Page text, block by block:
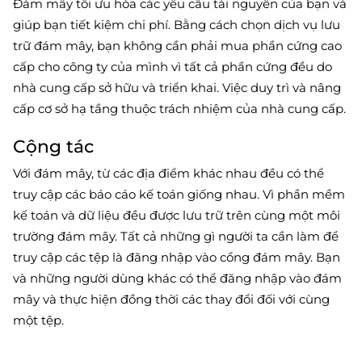
Đám mây tối ưu hóa các yêu cầu tài nguyên của bạn và
giúp bạn tiết kiệm chi phí. Bằng cách chọn dịch vụ lưu
trữ đám mây, bạn không cần phải mua phần cứng cao
cấp cho công ty của mình vì tất cả phần cứng đều do
nhà cung cấp sở hữu và triển khai. Việc duy trì và nâng
cấp cơ sở hạ tầng thuộc trách nhiệm của nhà cung cấp.
Cộng tác
Với đám mây, từ các địa điểm khác nhau đều có thể
truy cập các báo cáo kế toán giống nhau. Vì phần mềm
kế toán và dữ liệu đều được lưu trữ trên cùng một môi
trường đám mây. Tất cả những gì người ta cần làm để
truy cập các tệp là đăng nhập vào cổng đám mây. Bạn
và những người dùng khác có thể đăng nhập vào đám
mây và thực hiện đồng thời các thay đổi đối với cùng
một tệp.